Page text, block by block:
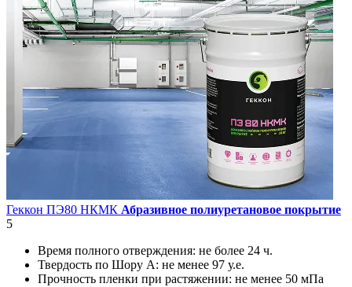
Геккон ПЭ80 НКМК Абразивное полиуретановое покрытие
5
Время полного отверждения: не более 24 ч.
Твердость по Шору А: не менее 97 у.е.
Прочность пленки при растяжении: не менее 50 мПа